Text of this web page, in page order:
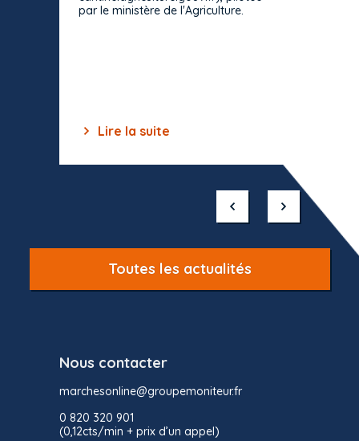
par le ministère de l'Agriculture.
Lire la suite
Toutes les actualités
Nous contacter
marchesonline@groupemoniteur.fr
0 820 320 901
(0,12cts/min + prix d’un appel)